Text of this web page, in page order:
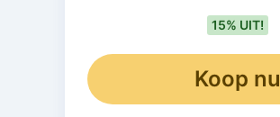
15% UIT!
Koop nu